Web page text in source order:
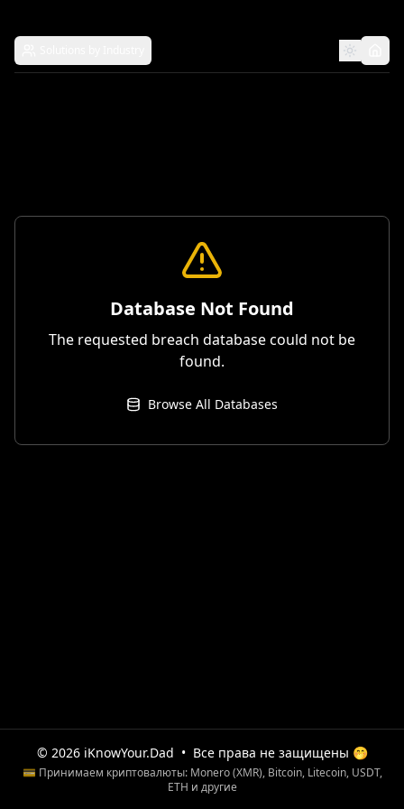
Database Not Found
The requested breach database could not be
found.
Browse All Databases
© 2026 iKnowYour.Dad • Все права не защищены 🤭
💳 Принимаем криптовалюты: Monero (XMR), Bitcoin, Litecoin, USDT,
ETH и другие